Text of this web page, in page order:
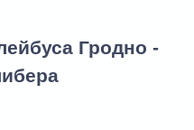
Гродно -